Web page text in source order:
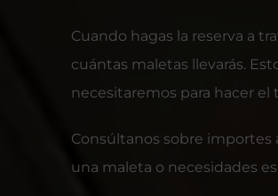
Cuando hagas la reserva a
cuántas maletas llevarás.
necesitaremos para hacer
Consúltanos sobre importes
una maleta o necesidades